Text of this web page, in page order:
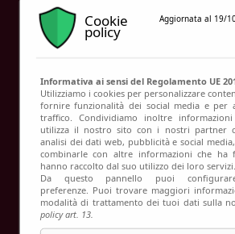
Leonardo Da
Contatti
Cookie
policy
Aggiornata al 19/
Informativa ai sensi del Regolamento UE
Utilizziamo i cookies per personalizzare
fornire funzionalità dei social media e per
traffico. Condividiamo inoltre
utilizza il nostro sito con i nostri partner
analisi dei dati web, pubblicità e social
combinarle con altre informazioni che
hanno raccolto dal suo utilizzo dei loro servizi.
Da questo pannello puoi
preferenze. Puoi trovare maggiori
modalità di trattamento dei tuoi dati sulla
policy art. 13.